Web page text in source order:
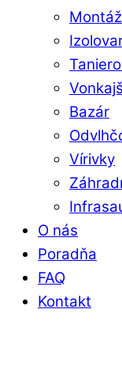
Bazár
Vírivky
O nás
Poradňa
FAQ
Kontakt